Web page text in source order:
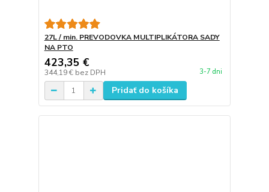
27L / min. PREVODOVKA MULTIPLIKÁTORA SADY
NA PTO
423,35 €
344,19 € bez DPH 3-7 dni
Pridať do košíka